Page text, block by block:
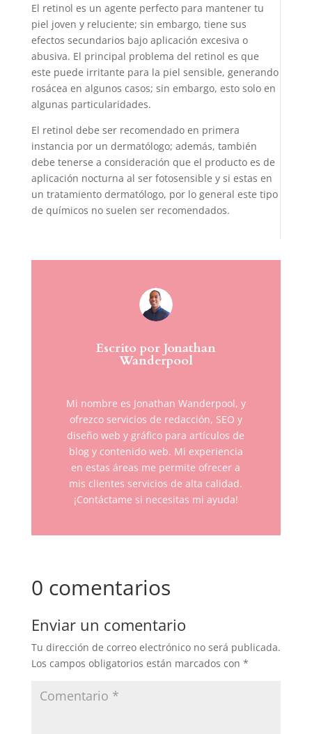
El retinol es un agente perfecto para mantener tu
piel joven y reluciente; sin embargo, tiene sus
efectos secundarios bajo aplicación excesiva o
abusiva. El principal problema del retinol es que
este puede irritante para la piel sensible, generando
rosácea en algunos casos; sin embargo, esto solo en
algunas particularidades.
El retinol debe ser recomendado en primera
instancia por un dermatólogo; además, también
debe tenerse a consideración que el producto es de
aplicación nocturna al ser fotosensible y si estas en
un tratamiento dermatólogo, por lo general este tipo
de químicos no suelen ser recomendados.
Escrito por Jonathan
Wanderpool
Mi nombre es Jonathan Wanderpool, y
ofrezco servicios de redacción, SEO y
diseño web y gráfico para artículos de
blog y contenido web. Mi experiencia
en estas áreas me permite ofrecer a
mis clientes servicios de alta calidad.
¡Contáctame si necesitas mi ayuda!
0 comentarios
Enviar un comentario
Tu dirección de correo electrónico no será publicada.
Los campos obligatorios están marcados con *